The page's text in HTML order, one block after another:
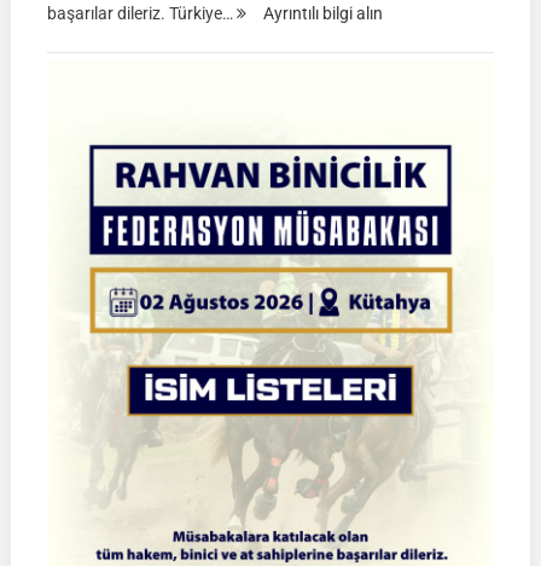
başarılar dileriz. Türkiye…
Ayrıntılı bilgi alın:
Türkiye
Şampiyonası
Yarı
Final
Müsabakaları
|
08-
09
2026
İSTANBUL